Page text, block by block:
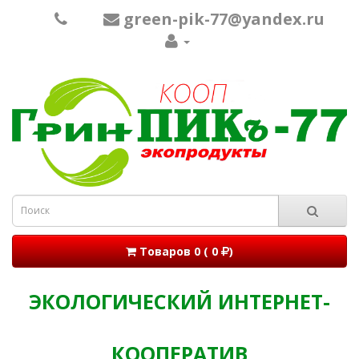
green-pik-77@yandex.ru
Товаров 0 ( 0 )
ЭКОЛОГИЧЕСКИЙ ИНТЕРНЕТ-
КООПЕРАТИВ